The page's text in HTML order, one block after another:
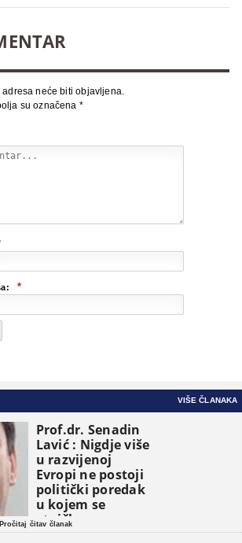
adresa neće biti objavljena.
su označena *
*
VIŠE ČLANAKA
Prof.dr. Senadin
Lavić : Nigdje više
u razvijenoj
Evropi ne postoji
politički poredak
u kojem se
etničke grupe
pojavljuju kao
Pročitaj čitav članak